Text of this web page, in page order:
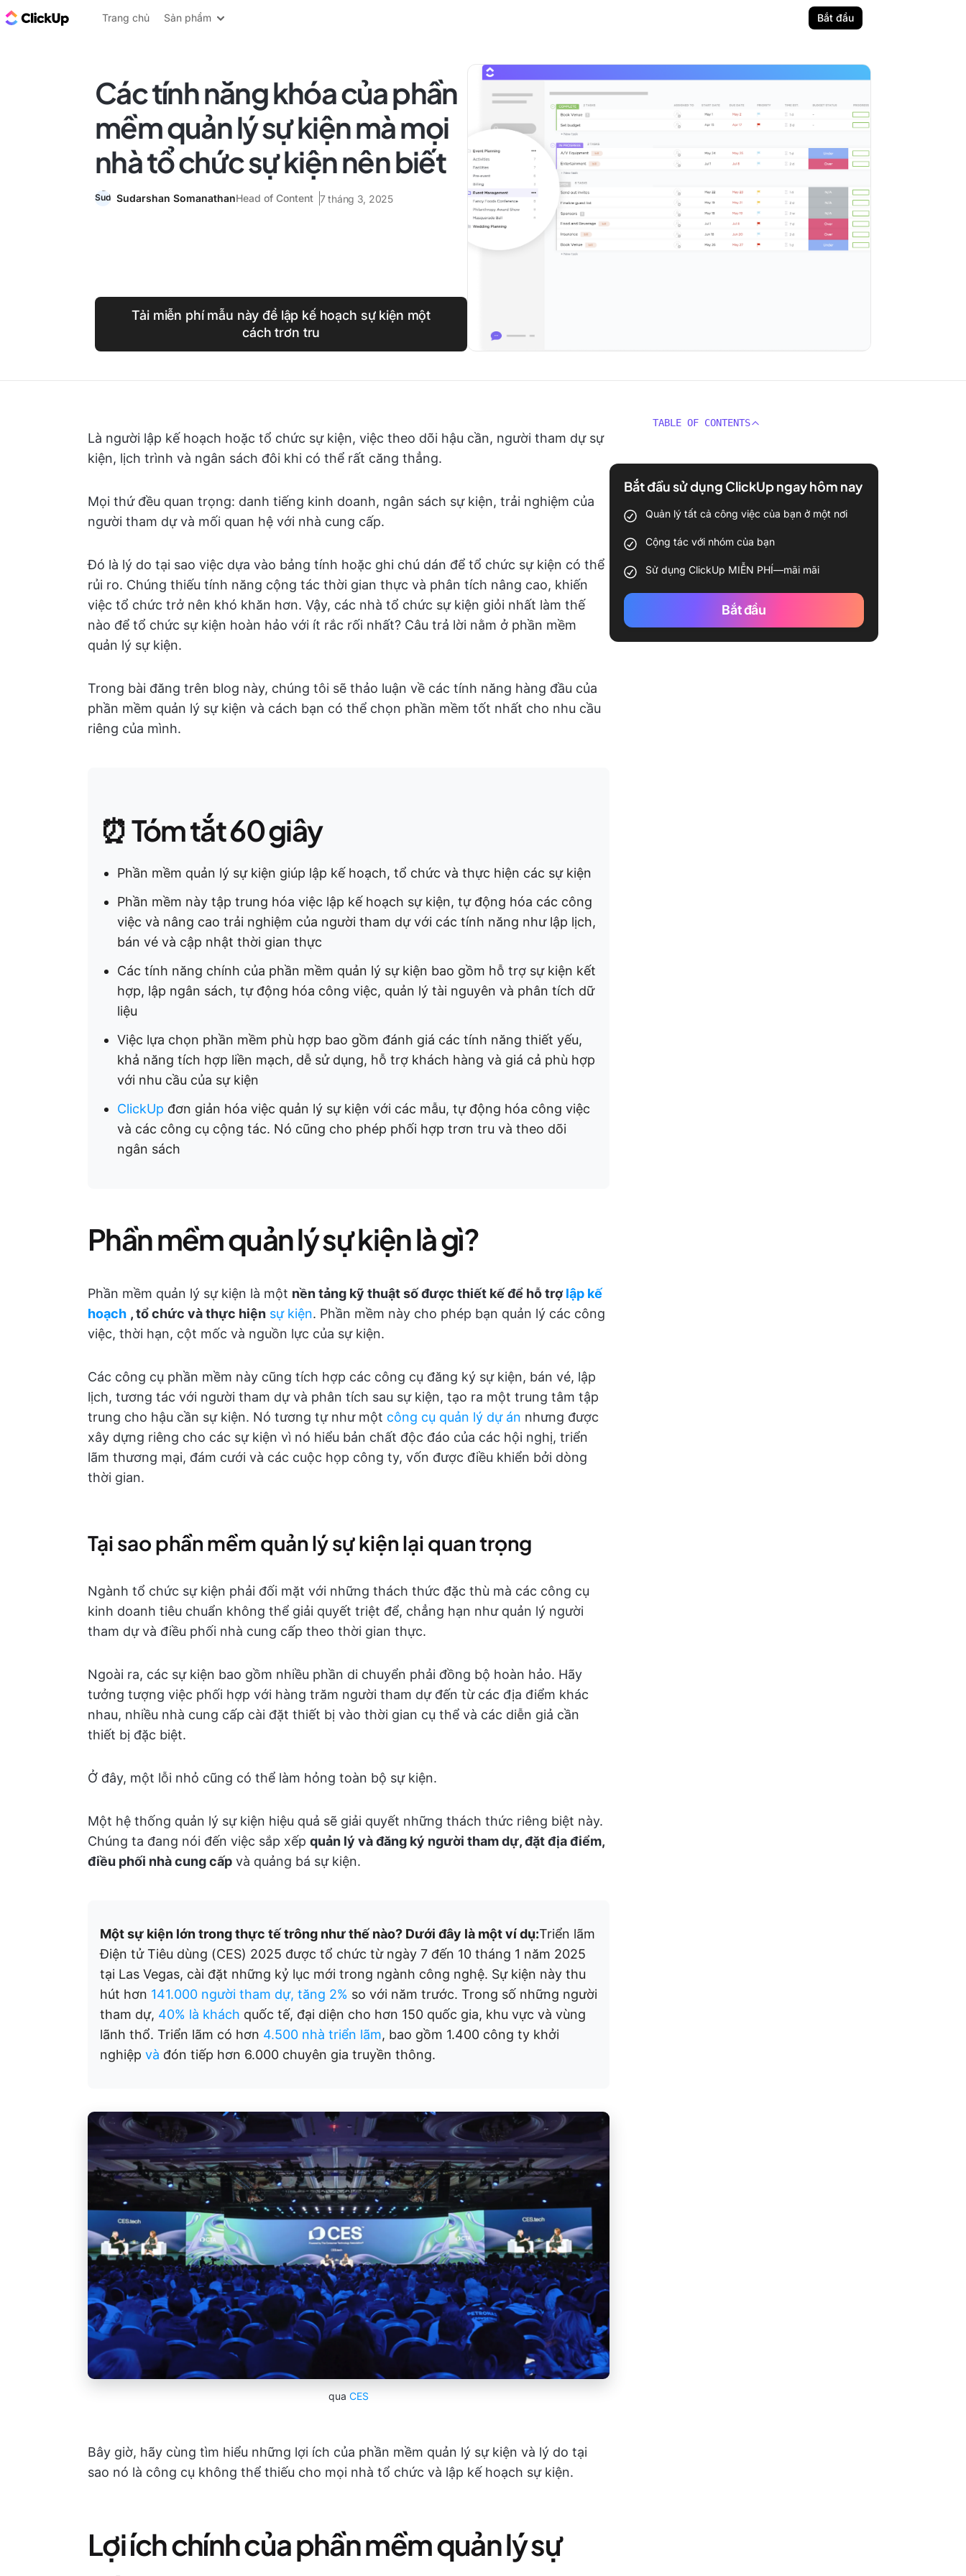
ClickUp Blog
Trang chủ Sản phẩm Bắt đầu
Các tính năng khóa của phần
mềm quản lý sự kiện mà mọi
nhà tổ chức sự kiện nên biết
Sudarshan SomanathanHead of Content 7 tháng 3, 2025
Tải miễn phí mẫu này để lập kế hoạch sự kiện một
cách trơn tru
Là người lập kế hoạch hoặc tổ chức sự kiện, việc theo dõi hậu cần, người tham dự sự
kiện, lịch trình và ngân sách đôi khi có thể rất căng thẳng.
Mọi thứ đều quan trọng: danh tiếng kinh doanh, ngân sách sự kiện, trải nghiệm của
người tham dự và mối quan hệ với nhà cung cấp.
Đó là lý do tại sao việc dựa vào bảng tính hoặc ghi chú dán để tổ chức sự kiện có thể
rủi ro. Chúng thiếu tính năng cộng tác thời gian thực và phân tích nâng cao, khiến
việc tổ chức trở nên khó khăn hơn. Vậy, các nhà tổ chức sự kiện giỏi nhất làm thế
nào để tổ chức sự kiện hoàn hảo với ít rắc rối nhất? Câu trả lời nằm ở phần mềm
quản lý sự kiện.
Trong bài đăng trên blog này, chúng tôi sẽ thảo luận về các tính năng hàng đầu của
phần mềm quản lý sự kiện và cách bạn có thể chọn phần mềm tốt nhất cho nhu cầu
riêng của mình.
⏰ Tóm tắt 60 giây
Phần mềm quản lý sự kiện giúp lập kế hoạch, tổ chức và thực hiện các sự kiện
Phần mềm này tập trung hóa việc lập kế hoạch sự kiện, tự động hóa các công
việc và nâng cao trải nghiệm của người tham dự với các tính năng như lập lịch,
bán vé và cập nhật thời gian thực
Các tính năng chính của phần mềm quản lý sự kiện bao gồm hỗ trợ sự kiện kết
hợp, lập ngân sách, tự động hóa công việc, quản lý tài nguyên và phân tích dữ
liệu
Việc lựa chọn phần mềm phù hợp bao gồm đánh giá các tính năng thiết yếu,
khả năng tích hợp liền mạch, dễ sử dụng, hỗ trợ khách hàng và giá cả phù hợp
với nhu cầu của sự kiện
ClickUp đơn giản hóa việc quản lý sự kiện với các mẫu, tự động hóa công việc
và các công cụ cộng tác. Nó cũng cho phép phối hợp trơn tru và theo dõi
ngân sách
Phần mềm quản lý sự kiện là gì?
Phần mềm quản lý sự kiện là một nền tảng kỹ thuật số được thiết kế để hỗ trợlập kế
hoạch , tổ chức và thực hiện sự kiện. Phần mềm này cho phép bạn quản lý các công
việc, thời hạn, cột mốc và nguồn lực của sự kiện.
Các công cụ phần mềm này cũng tích hợp các công cụ đăng ký sự kiện, bán vé, lập
lịch, tương tác với người tham dự và phân tích sau sự kiện, tạo ra một trung tâm tập
trung cho hậu cần sự kiện. Nó tương tự như một công cụ quản lý dự án nhưng được
xây dựng riêng cho các sự kiện vì nó hiểu bản chất độc đáo của các hội nghị, triển
lãm thương mại, đám cưới và các cuộc họp công ty, vốn được điều khiển bởi dòng
thời gian.
Tại sao phần mềm quản lý sự kiện lại quan trọng
Ngành tổ chức sự kiện phải đối mặt với những thách thức đặc thù mà các công cụ
kinh doanh tiêu chuẩn không thể giải quyết triệt để, chẳng hạn như quản lý người
tham dự và điều phối nhà cung cấp theo thời gian thực.
Ngoài ra, các sự kiện bao gồm nhiều phần di chuyển phải đồng bộ hoàn hảo. Hãy
tưởng tượng việc phối hợp với hàng trăm người tham dự đến từ các địa điểm khác
nhau, nhiều nhà cung cấp cài đặt thiết bị vào thời gian cụ thể và các diễn giả cần
thiết bị đặc biệt.
Ở đây, một lỗi nhỏ cũng có thể làm hỏng toàn bộ sự kiện.
Một hệ thống quản lý sự kiện hiệu quả sẽ giải quyết những thách thức riêng biệt này.
Chúng ta đang nói đến việc sắp xếp quản lý và đăng ký người tham dự, đặt địa điểm,
điều phối nhà cung cấp và quảng bá sự kiện.
Một sự kiện lớn trong thực tế trông như thế nào? Dưới đây là một ví dụ:Triển lãm
Điện tử Tiêu dùng (CES) 2025 được tổ chức từ ngày 7 đến 10 tháng 1 năm 2025
tại Las Vegas, cài đặt những kỷ lục mới trong ngành công nghệ. Sự kiện này thu
hút hơn 141.000 người tham dự, tăng 2% so với năm trước. Trong số những người
tham dự, 40% là khách quốc tế, đại diện cho hơn 150 quốc gia, khu vực và vùng
lãnh thổ. Triển lãm có hơn 4.500 nhà triển lãm, bao gồm 1.400 công ty khởi
nghiệp và đón tiếp hơn 6.000 chuyên gia truyền thông.
qua CES
Bây giờ, hãy cùng tìm hiểu những lợi ích của phần mềm quản lý sự kiện và lý do tại
sao nó là công cụ không thể thiếu cho mọi nhà tổ chức và lập kế hoạch sự kiện.
Lợi ích chính của phần mềm quản lý sự
TABLE OF CONTENTS
Bắt đầu sử dụng ClickUp ngay hôm nay
Quản lý tất cả công việc của bạn ở một nơi
Cộng tác với nhóm của bạn
Sử dụng ClickUp MIỄN PHÍ—mãi mãi
Bắt đầu